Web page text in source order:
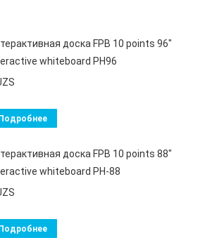
доска FPB 10 points 96"
whiteboard PH96
Подробнее
доска FPB 10 points 88"
whiteboard PH-88
Подробнее